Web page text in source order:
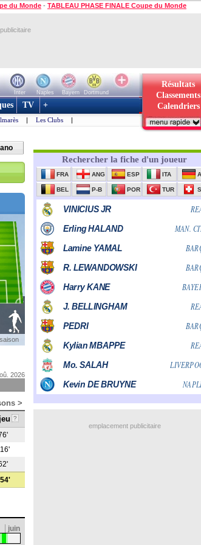
du Monde - TABLEAU PHASE FINALE Coupe du Monde
Inter Naples Bayern
Dortmund
Résultats
Classements
Calendriers
TV +
| Les Clubs |
2026
>
?
juin
emplacement publicitaire